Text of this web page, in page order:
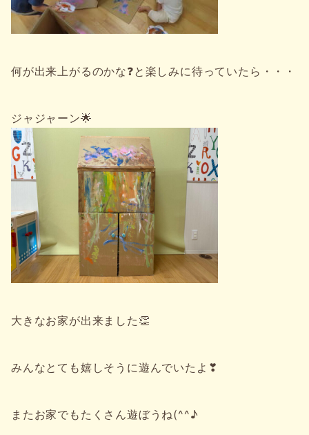
何が出来上がるのかな❓と楽しみに待っていたら・・・
ジャジャーン🌟
大きなお家が出来ました👏
みんなとても嬉しそうに遊んでいたよ❣
またお家でもたくさん遊ぼうね(^^♪